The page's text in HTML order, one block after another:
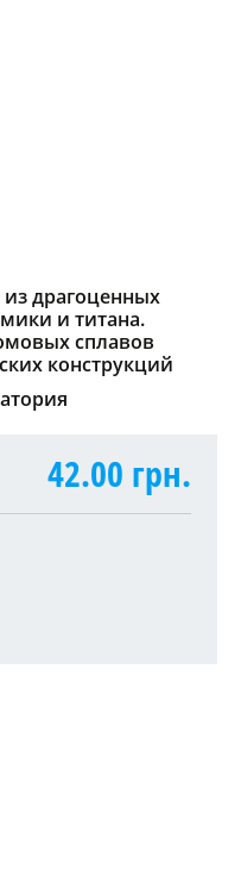
драгоценных
и титана.
сплавов
конструкций
42.00 грн.